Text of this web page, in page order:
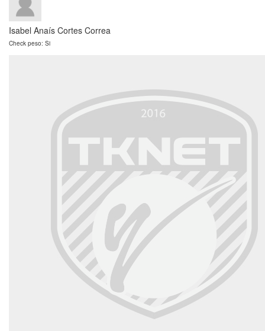
Isabel Anaís Cortes Correa
Check peso: Si